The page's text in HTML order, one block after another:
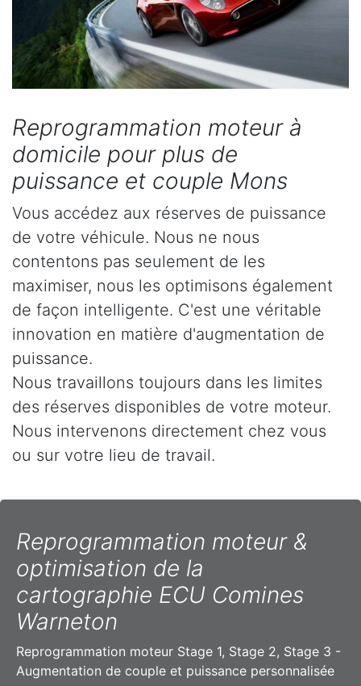
Reprogrammation moteur à
domicile pour plus de
puissance et couple Mons
Vous accédez aux réserves de puissance
de votre véhicule. Nous ne nous
contentons pas seulement de les
maximiser, nous les optimisons également
de façon intelligente. C'est une véritable
innovation en matière d'augmentation de
puissance.
Nous travaillons toujours dans les limites
des réserves disponibles de votre moteur.
Nous intervenons directement chez vous
ou sur votre lieu de travail.
Reprogrammation moteur &
optimisation de la
cartographie ECU Comines
Warneton
Reprogrammation moteur Stage 1, Stage 2, Stage 3 -
Augmentation de couple et puissance personnalisée